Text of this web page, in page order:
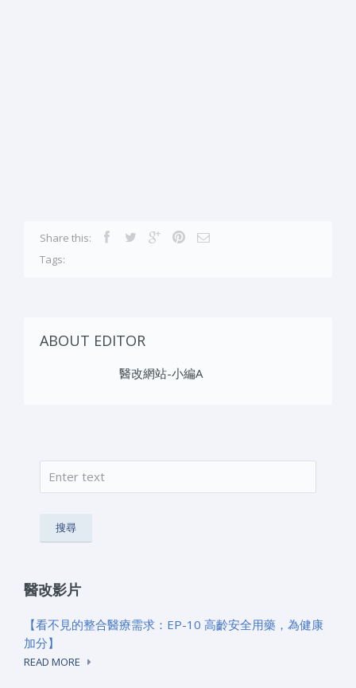
Share this:
Tags:
ABOUT EDITOR
醫改網站-小編A
搜尋表單
醫改影片
【看不見的整合醫療需求：EP-10 高齡安全用藥，為健康
加分】
READ MORE